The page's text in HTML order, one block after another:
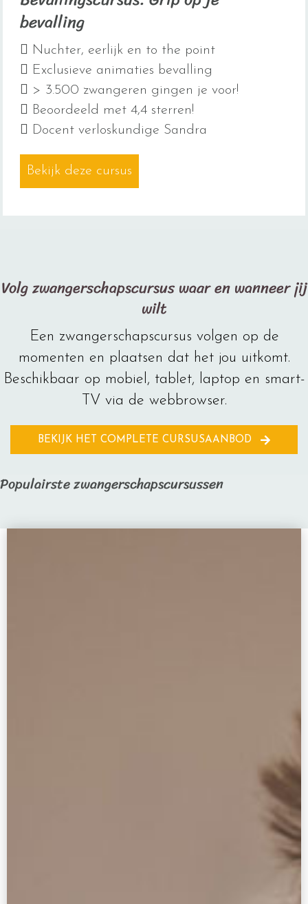
bevalling
Nuchter, eerlijk en to the point
Exclusieve animaties bevalling
> 3.500 zwangeren gingen je voor!
Beoordeeld met 4,4 sterren!
Docent verloskundige Sandra
Bekijk deze cursus
Volg zwangerschapscursus waar en wanneer jij
wilt
Een zwangerschapscursus volgen op de
momenten en plaatsen dat het jou uitkomt.
Beschikbaar op mobiel, tablet, laptop en smart-
TV via de webbrowser.
BEKIJK HET COMPLETE CURSUSAANBOD
Populairste zwangerschapscursussen